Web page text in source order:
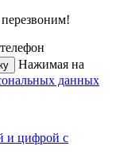
Нажимая на
данных